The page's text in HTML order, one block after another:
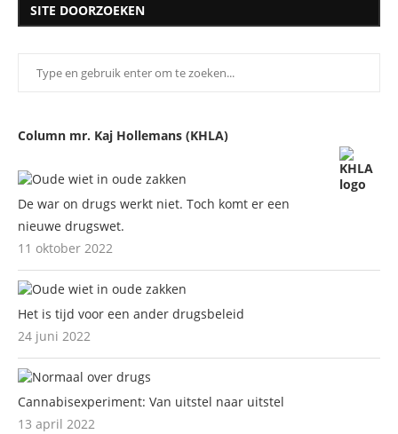
SITE DOORZOEKEN
Column mr. Kaj Hollemans (KHLA)
De war on drugs werkt niet. Toch komt er een
nieuwe drugswet.
11 oktober 2022
Het is tijd voor een ander drugsbeleid
24 juni 2022
Cannabisexperiment: Van uitstel naar uitstel
13 april 2022